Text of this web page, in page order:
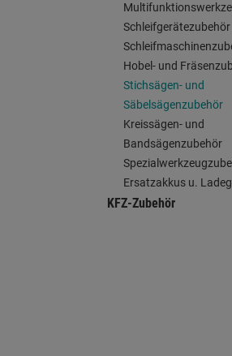
Schleifgerätezubehör
Hobel- und
Stichsägen- und
Säbelsägenzubehör
Kreissägen- und
Bandsägenzubehör
Ersatzakkus u.
KFZ-Zubehör